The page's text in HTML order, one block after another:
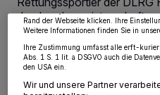
den
Bedburg teil. Mit
wurde die Ortsgruppe
Ortsgruppe in Nordrhein.
widerrufen, indem Sie auf den Link
Rand der Webseite klicken. Ihre
Weitere Informationen finden Sie in
Ihre Zustimmung umfasst alle erft-
Abs. 1 S. 1 lit. a DSGVO auch die
den USA ein.
Wir und unsere Partner